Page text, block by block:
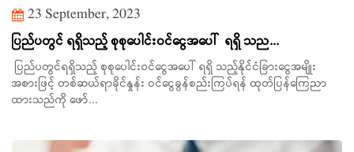
23 September, 2023
ပြည်ပတွင် ရရှိသည့် စုစုပေါင်းဝင်ငွေအပေါ် ရရှိ သည...
ပြည်ပတွင်ရရှိသည့် စုစုပေါင်းဝင်ငွေအပေါ် ရရှိ သည့်နိုင်ငံခြားငွေအမျိုး
အစားဖြင့် တစ်ဆယ်ရာခိုင်နှုန်း ဝင်ငွေခွန်စည်းကြပ်ရန် ထုတ်ပြန်ကြေညာ
ထားသည်ကို ဖော်...